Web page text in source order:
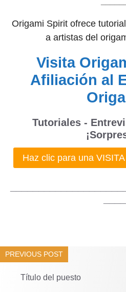
Origami Spirit ofrece
a artistas del
Visita
Afiliación al
Tutoriales -
Haz clic para una
PREVIOUS POST
Título del puesto